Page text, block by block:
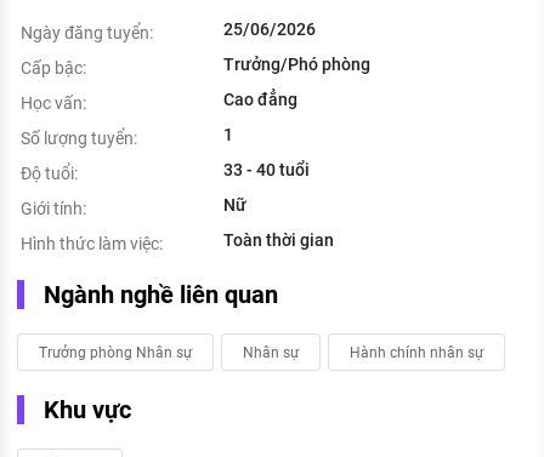
Ngày đăng tuyển:
25/06/2026
Cấp bậc:
Trưởng/Phó phòng
Học vấn:
Cao đẳng
Số lượng tuyển:
1
Độ tuổi:
33 - 40 tuổi
Giới tính:
Nữ
Hình thức làm việc:
Toàn thời gian
Ngành nghề liên quan
Trưởng phòng Nhân sự Nhân sự Hành chính nhân sự
Khu vực